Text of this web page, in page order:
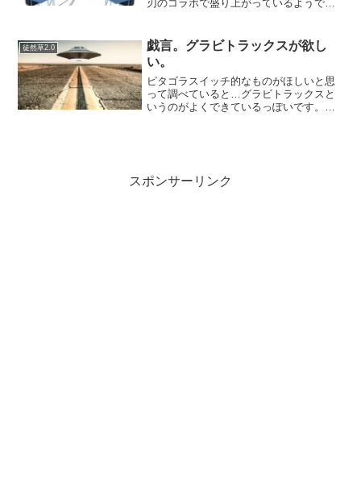
刃のコラボで盛り上がっているようで
れればまだムーブメント続くんでしょう
か。だといいな。Zuuの株...
徒然草2.0
戯言。グラビトラックスが欲し
い。
ピタゴラスイッチ的なものがほしいと思
って調べていると…グラビトラックスと
いうのがよくできているっぽいです。個
スポンサーリンク